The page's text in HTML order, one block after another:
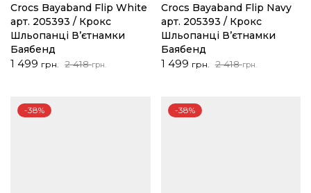
Crocs Bayaband Flip White
арт. 205393 / Крокс
Шльопанці В’єтнамки
Баябенд
2 418грн.
Оригінальна
418 грн..
1 499 грн.
Поточна
499 грн..
Crocs Bayaband Flip Navy
арт. 205393 / Крокс
Шльопанці В’єтнамки
Баябенд
2 418грн.
Оригінальна
418 грн..
1 499 грн.
Поточна
499 грн..
-38% -38%